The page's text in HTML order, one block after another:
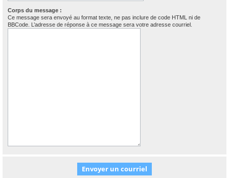
Corps du message :
Ce message sera envoyé au format texte, ne pas inclure de code HTML ni de
BBCode. L’adresse de réponse à ce message sera votre adresse courriel.